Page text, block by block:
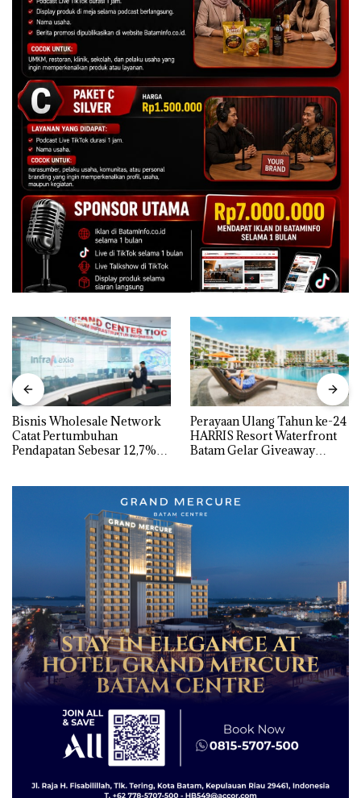
Bisnis Wholesale Network
Catat Pertumbuhan
Pendapatan Sebesar 12,7%
Perayaan Ulang Tahun ke-24
HARRIS Resort Waterfront
Batam Gelar Giveaway